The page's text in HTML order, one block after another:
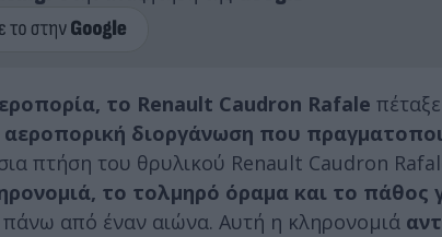
το Renault Caudron Rafale
αεροπορική διοργάνωση που
πτήση του θρυλικού Renault Caudron
το τολμηρό όραμα και το πάθος
από έναν αιώνα. Αυτή η κληρονομιά